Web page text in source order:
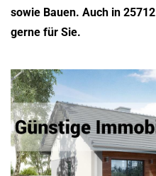
sowie Bauen. Auch in 25712
gerne für Sie.